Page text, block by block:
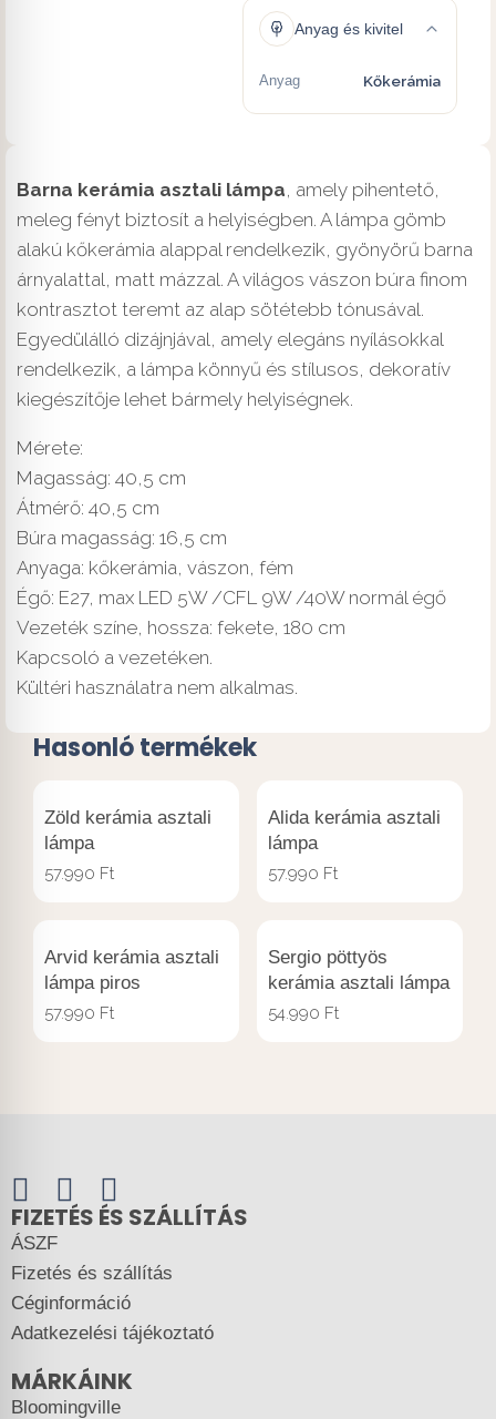
Anyag és kivitel
Anyag Kőkerámia
Barna kerámia asztali lámpa, amely pihentető,
meleg fényt biztosít a helyiségben. A lámpa gömb
alakú kőkerámia alappal rendelkezik, gyönyörű barna
árnyalattal, matt mázzal. A világos vászon búra finom
kontrasztot teremt az alap sötétebb tónusával.
Egyedülálló dizájnjával, amely elegáns nyílásokkal
rendelkezik, a lámpa könnyű és stílusos, dekoratív
kiegészítője lehet bármely helyiségnek.
Mérete:
Magasság: 40,5 cm
Átmérő: 40,5 cm
Búra magasság: 16,5 cm
Anyaga: kőkerámia, vászon, fém
Égő: E27, max LED 5W /CFL 9W /40W normál égő
Vezeték színe, hossza: fekete, 180 cm
Kapcsoló a vezetéken.
Kültéri használatra nem alkalmas.
Hasonló termékek
Zöld kerámia asztali
lámpa
57.990 Ft
Alida kerámia asztali
lámpa
57.990 Ft
Arvid kerámia asztali
lámpa piros
57.990 Ft
Sergio pöttyös
kerámia asztali lámpa
54.990 Ft
FIZETÉS ÉS SZÁLLÍTÁS
ÁSZF
Fizetés és szállítás
Céginformáció
Adatkezelési tájékoztató
MÁRKÁINK
Bloomingville